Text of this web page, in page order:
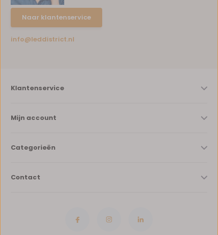
Naar klantenservice
info@leddistrict.nl
Klantenservice
Mijn account
Categorieën
Contact